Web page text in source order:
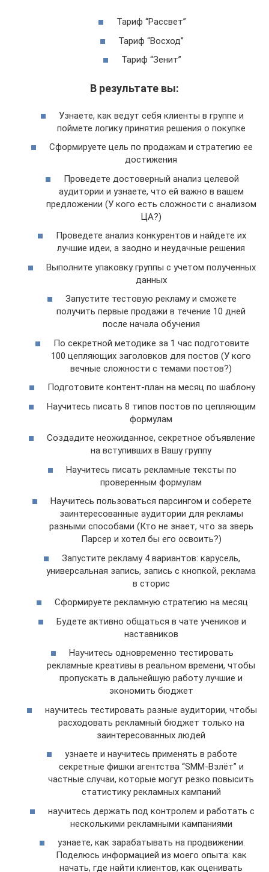
Тариф “Рассвет”
Тариф “Восход”
Тариф “Зенит”
В результате вы:
Узнаете, как ведут себя клиенты в группе и
поймете логику принятия решения о покупке
Сформируете цель по продажам и стратегию ее
достижения
Проведете достоверный анализ целевой
аудитории и узнаете, что ей важно в вашем
предложении (У кого есть сложности с анализом
ЦА?)
Проведете анализ конкурентов и найдете их
лучшие идеи, а заодно и неудачные решения
Выполните упаковку группы с учетом полученных
данных
Запустите тестовую рекламу и сможете
получить первые продажи в течение 10 дней
после начала обучения
По секретной методике за 1 час подготовите
100 цепляющих заголовков для постов (У кого
вечные сложности с темами постов?)
Подготовите контент-план на месяц по шаблону
Научитесь писать 8 типов постов по цепляющим
формулам
Создадите неожиданное, секретное объявление
на вступивших в Вашу группу
Научитесь писать рекламные тексты по
проверенным формулам
Научитесь пользоваться парсингом и соберете
заинтересованные аудитории для рекламы
разными способами (Кто не знает, что за зверь
Парсер и хотел бы его освоить?)
Запустите рекламу 4 вариантов: карусель,
универсальная запись, запись с кнопкой, реклама
в сторис
Сформируете рекламную стратегию на месяц
Будете активно общаться в чате учеников и
наставников
Научитесь одновременно тестировать
рекламные креативы в реальном времени, чтобы
пропускать в дальнейшую работу лучшие и
экономить бюджет
научитесь тестировать разные аудитории, чтобы
расходовать рекламный бюджет только на
заинтересованных людей
узнаете и научитесь применять в работе
секретные фишки агентства “SMM-Взлёт” и
частные случаи, которые могут резко повысить
статистику рекламных кампаний
научитесь держать под контролем и работать с
несколькими рекламными кампаниями
узнаете, как зарабатывать на продвижении.
Поделюсь информацией из моего опыта: как
начать, где найти клиентов, как оценивать